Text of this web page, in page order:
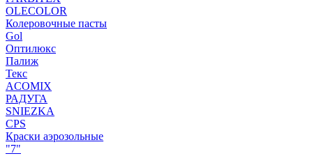
OLECOLOR
Колеровочные пасты
Gol
Оптилюкс
Палиж
Текс
ACOMIX
РАДУГА
SNIEZKA
CPS
Краски аэрозольные
"7"